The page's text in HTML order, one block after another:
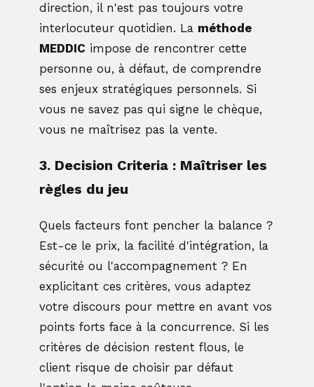
direction, il n'est pas toujours votre
interlocuteur quotidien. La méthode
MEDDIC impose de rencontrer cette
personne ou, à défaut, de comprendre
ses enjeux stratégiques personnels. Si
vous ne savez pas qui signe le chèque,
vous ne maîtrisez pas la vente.
3. Decision Criteria : Maîtriser les
règles du jeu
Quels facteurs font pencher la balance ?
Est-ce le prix, la facilité d'intégration, la
sécurité ou l'accompagnement ? En
explicitant ces critères, vous adaptez
votre discours pour mettre en avant vos
points forts face à la concurrence. Si les
critères de décision restent flous, le
client risque de choisir par défaut